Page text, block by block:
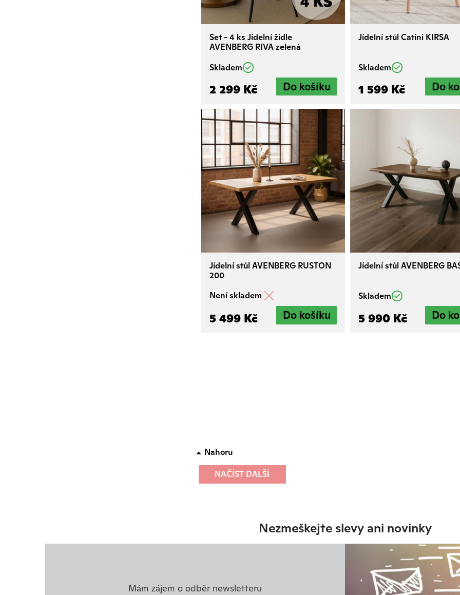
Set - 4 ks Jídelní židle
AVENBERG RIVA zelená
Skladem
2 299 Kč
Jídelní stůl Catini KIRSA
Skladem
1 599 Kč
Jídelní stůl AVENBERG RUSTON
200
Není skladem
5 499 Kč
Jídelní stůl AVENBERG
Skladem
5 990 Kč
Nahoru
NAČÍST DALŠÍ
Nezmeškejte slevy ani novinky
Mám zájem o odběr newsletteru